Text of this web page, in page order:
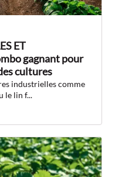
ET
gagnant pour
cultures
industrielles comme
le lin f...